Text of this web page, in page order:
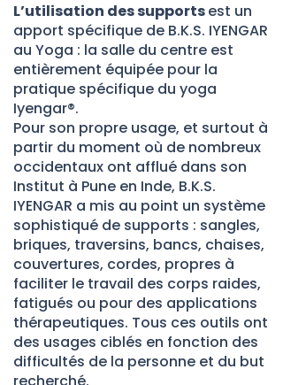
L’utilisation des supportsest un
apport spécifique de B.K.S. IYENGAR
au Yoga : la salle du centre est
entièrement équipée pour la
pratique spécifique du yoga
Iyengar®.
Pour son propre usage, et surtout à
partir du moment où de nombreux
occidentaux ont afflué dans son
Institut à Pune en Inde, B.K.S.
IYENGAR a mis au point un système
sophistiqué de supports : sangles,
briques, traversins, bancs, chaises,
couvertures, cordes, propres à
faciliter le travail des corps raides,
fatigués ou pour des applications
thérapeutiques. Tous ces outils ont
des usages ciblés en fonction des
difficultés de la personne et du but